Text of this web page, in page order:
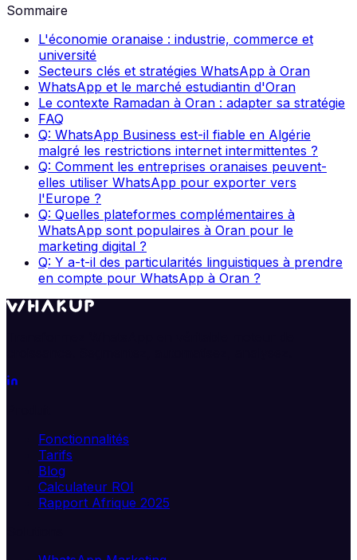
Sommaire
L'économie oranaise : industrie, commerce et
université
Secteurs clés et stratégies WhatsApp à Oran
WhatsApp et le marché estudiantin d'Oran
Le contexte Ramadan à Oran : adapter sa stratégie
FAQ
Q: WhatsApp Business est-il fiable en Algérie
malgré les restrictions internet intermittentes ?
Q: Comment les entreprises oranaises peuvent-
elles utiliser WhatsApp pour exporter vers
l'Europe ?
Q: Quelles plateformes complémentaires à
WhatsApp sont populaires à Oran pour le
marketing digital ?
Q: Y a-t-il des particularités linguistiques à prendre
en compte pour WhatsApp à Oran ?
Fonctionnalités
Tarifs
Blog
Calculateur ROI
Rapport Afrique 2025